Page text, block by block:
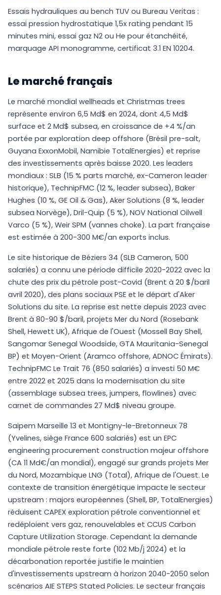
Essais hydrauliques au bench TUV ou Bureau Veritas :
essai pression hydrostatique 1,5x rating pendant 15
minutes mini, essai gaz N2 ou He pour étanchéité,
marquage API monogramme, certificat 3.1 EN 10204.
Le marché français
Le marché mondial wellheads et Christmas trees
représente environ 6,5 Md$ en 2024, dont 4,5 Md$
surface et 2 Md$ subsea, en croissance de +4 %/an
portée par exploration deep offshore (Brésil pre-salt,
Guyana ExxonMobil, Namibie TotalEnergies) et reprise
des investissements après baisse 2020. Les leaders
mondiaux : SLB (15 % parts marché, ex-Cameron leader
historique), TechnipFMC (12 %, leader subsea), Baker
Hughes (10 %, GE Oil & Gas), Aker Solutions (8 %, leader
subsea Norvège), Dril-Quip (5 %), NOV National Oilwell
Varco (5 %), Weir SPM (vannes choke). La part française
est estimée à 200-300 M€/an exports inclus.
Le site historique de Béziers 34 (SLB Cameron, 500
salariés) a connu une période difficile 2020-2022 avec la
chute des prix du pétrole post-Covid (Brent à 20 $/baril
avril 2020), des plans sociaux PSE et le départ d'Aker
Solutions du site. La reprise est nette depuis 2023 avec
Brent à 80-90 $/baril, projets Mer du Nord (Rosebank
Shell, Hewett UK), Afrique de l'Ouest (Mossell Bay Shell,
Sangomar Senegal Woodside, GTA Mauritania-Senegal
BP) et Moyen-Orient (Aramco offshore, ADNOC Émirats).
TechnipFMC Le Trait 76 (850 salariés) a investi 50 M€
entre 2022 et 2025 dans la modernisation du site
(assemblage subsea trees, jumpers, flowlines) avec
carnet de commandes 27 Md$ niveau groupe.
Saipem Marseille 13 et Montigny-le-Bretonneux 78
(Yvelines, siège France 600 salariés) est un EPC
engineering procurement construction majeur offshore
(CA 11 Md€/an mondial), engagé sur grands projets Mer
du Nord, Mozambique LNG (Total), Afrique de l'Ouest. Le
contexte de transition énergétique impacte le secteur
upstream : majors européennes (Shell, BP, TotalEnergies)
réduisent CAPEX exploration pétrole conventionnel et
redéploient vers gaz, renouvelables et CCUS Carbon
Capture Utilization Storage. Cependant la demande
mondiale pétrole reste forte (102 Mb/j 2024) et la
décarbonation reportée justifie le maintien
d'investissements upstream à horizon 2040-2050 selon
scénarios AIE STEPS Stated Policies. Le secteur français